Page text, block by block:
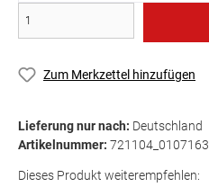
Zum Merkzettel hinzufügen
Lieferung nur nach: Deutschland
Artikelnummer: 721104_0107163
Dieses Produkt weiterempfehlen: